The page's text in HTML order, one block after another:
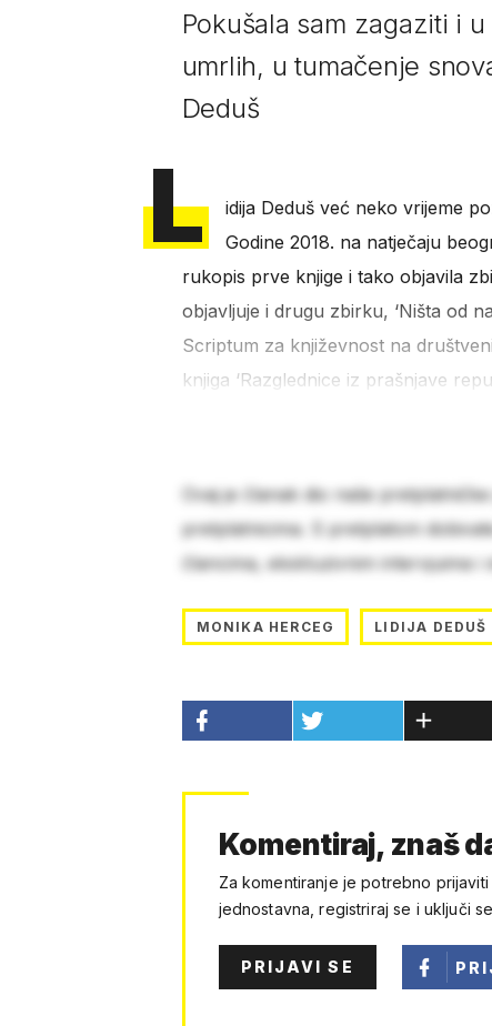
Pokušala sam zagaziti i
umrlih, u tumačenje
Deduš
L
idija Deduš već neko vrijeme
Godine 2018. na natječaju
rukopis prve knjige i tako objavila
objavljuje i drugu zbirku, ‘Ništa od
Scriptum za književnost na
knjiga ‘Razglednice iz prašnjave
Ovaj je članak dio naše
pretplatnicima. S pretplatom
člancima, ekskluzivnim intervjuima i
MONIKA HERCEG LIDIJA DEDUŠ
Komentiraj, znaš
Za komentiranje je potrebno
jednostavna, registriraj se i uključi
PRIJAVI SE